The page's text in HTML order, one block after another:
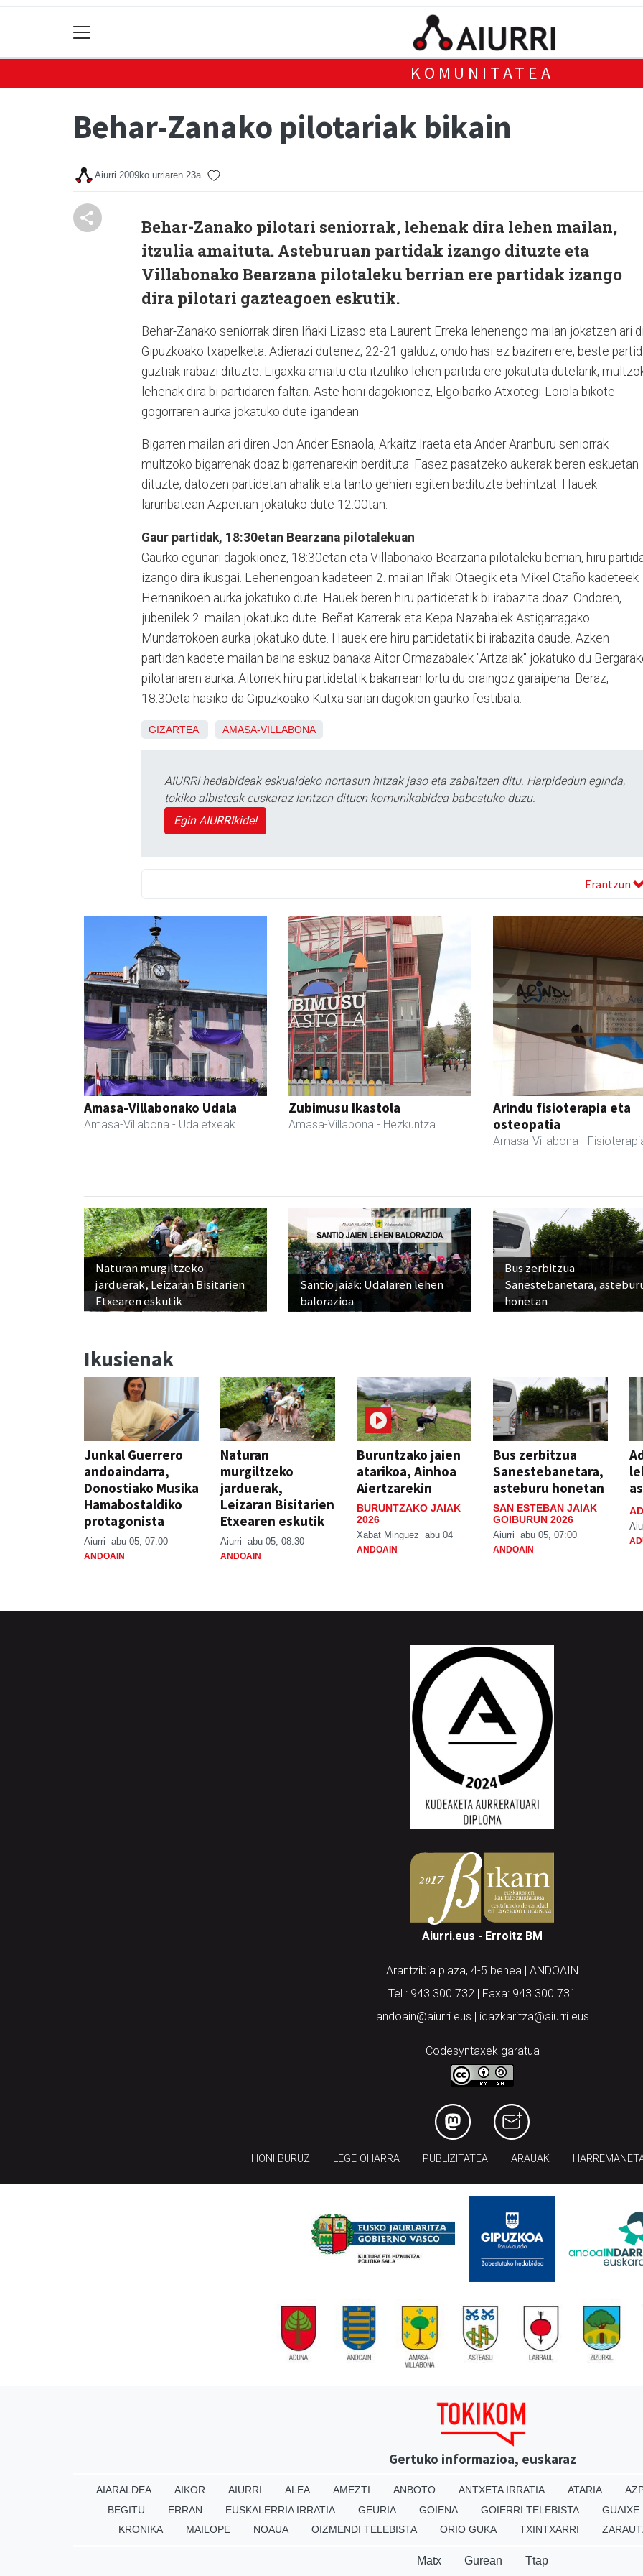
KOMUNITATEA
Behar-Zanako pilotariak bikain
Aiurri 2009ko urriaren 23a
Behar-Zanako pilotari seniorrak, lehenak dira lehen mailan,
itzulia amaituta. Asteburuan partidak izango dituzte eta
Villabonako Bearzana pilotaleku berrian ere partidak izango
dira pilotari gazteagoen eskutik.
Behar-Zanako seniorrak diren Iñaki Lizaso eta Laurent Erreka lehenengo mailan jokatzen ari
Gipuzkoako txapelketa. Adierazi dutenez, 22-21 galduz, ondo hasi ez baziren ere, beste
guztiak irabazi dituzte. Ligaxka amaitu eta itzuliko lehen partida ere jokatuta dutelarik,
lehenak dira bi partidaren faltan. Aste honi dagokionez, Elgoibarko Atxotegi-Loiola bikote
gogorraren aurka jokatuko dute igandean.
Bigarren mailan ari diren Jon Ander Esnaola, Arkaitz Iraeta eta Ander Aranburu seniorrak
multzoko bigarrenak doaz bigarrenarekin berdituta. Fasez pasatzeko aukerak beren eskuetan
dituzte, datozen partidetan ahalik eta tanto gehien egiten badituzte behintzat. Hauek
larunbatean Azpeitian jokatuko dute 12:00tan.
Gaur partidak, 18:30etan Bearzana pilotalekuan
Gaurko egunari dagokionez, 18:30etan eta Villabonako Bearzana pilotaleku berrian, hiru
izango dira ikusgai. Lehenengoan kadeteen 2. mailan Iñaki Otaegik eta Mikel Otaño kadeteek
Hernanikoen aurka jokatuko dute. Hauek beren hiru partidetatik bi irabazita doaz. Ondoren,
jubenilek 2. mailan jokatuko dute. Beñat Karrerak eta Kepa Nazabalek Astigarragako
Mundarrokoen aurka jokatuko dute. Hauek ere hiru partidetatik bi irabazita daude. Azken
partidan kadete mailan baina eskuz banaka Aitor Ormazabalek "Artzaiak" jokatuko du
pilotariaren aurka. Aitorrek hiru partidetatik bakarrean lortu du oraingoz garaipena. Beraz,
18:30eta hasiko da Gipuzkoako Kutxa sariari dagokion gaurko festibala.
GIZARTEA AMASA-VILLABONA
AIURRI hedabideak eskualdeko nortasun hitzak jaso eta zabaltzen ditu. Harpidedun eginda,
tokiko albisteak euskaraz lantzen dituen komunikabidea babestuko duzu.
Egin AIURRIkide!
Erantzun
Amasa-Villabonako Udala
Amasa-Villabona - Udaletxeak
Zubimusu Ikastola
Amasa-Villabona - Hezkuntza
Arindu fisioterapia eta
osteopatia
Amasa-Villabona -
Naturan murgiltzeko
jarduerak, Leizaran Bisitarien
Etxearen eskutik
Santio jaiak: Udalaren lehen
balorazioa
Bus zerbitzua
Sanestebanetara,
honetan
Ikusienak
Junkal Guerrero
andoaindarra,
Donostiako Musika
Hamabostaldiko
protagonista
Aiurri abu 05, 07:00
ANDOAIN
Naturan
murgiltzeko
jarduerak,
Leizaran Bisitarien
Etxearen eskutik
Aiurri abu 05, 08:30
ANDOAIN
Buruntzako jaien
atarikoa, Ainhoa
Aiertzarekin
BURUNTZAKO JAIAK
2026
Xabat Minguez abu 04
ANDOAIN
Bus zerbitzua
Sanestebanetara,
asteburu honetan
SAN ESTEBAN JAIAK
GOIBURUN 2026
Aiurri abu 05, 07:00
ANDOAIN
Aiurri.eus - Erroitz BM
Arantzibia plaza, 4-5 behea | ANDOAIN
Tel.: 943 300 732 | Faxa: 943 300 731
andoain@aiurri.eus | idazkaritza@aiurri.eus
Codesyntaxek garatua
HONI BURUZ LEGE OHARRA PUBLIZITATEA ARAUAK
Gertuko informazioa, euskaraz
AIARALDEA AIKOR AIURRI ALEA AMEZTI ANBOTO ANTXETA IRRATIA ATARIA
BEGITU
ERRAN EUSKALERRIA IRRATIA GEURIA GOIENA GOIERRI TELEBISTA
GUAIXE
KRONIKA
MAILOPE NOAUA OIZMENDI TELEBISTA ORIO GUKA TXINTXARRI
Matx Gurean Ttap